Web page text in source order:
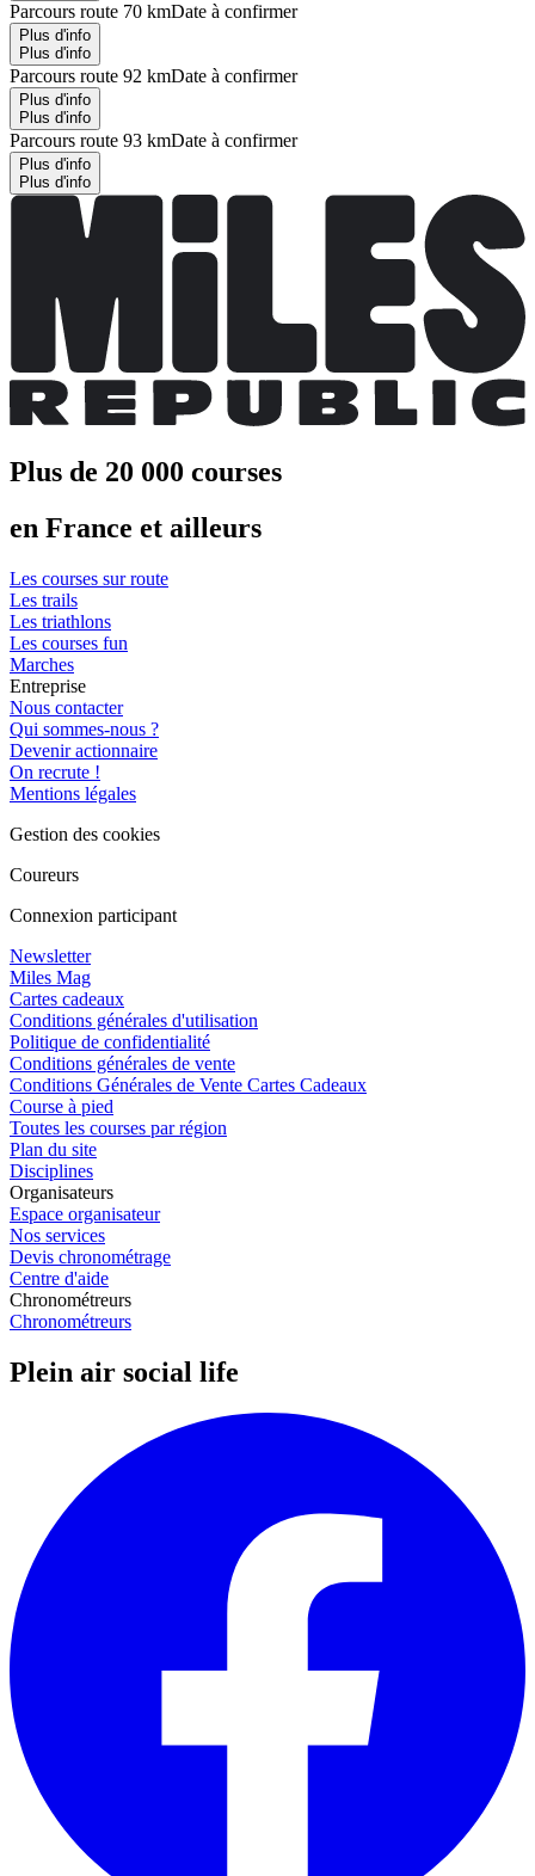
Parcours route 70 kmDate à confirmer
Plus d'info
Plus d'info
Parcours route 92 kmDate à confirmer
Plus d'info
Plus d'info
Parcours route 93 kmDate à confirmer
Plus d'info
Plus d'info
Plus de 20 000 courses
en France et ailleurs
Les courses sur route
Les trails
Les triathlons
Les courses fun
Marches
Entreprise
Nous contacter
Qui sommes-nous ?
Devenir actionnaire
On recrute !
Mentions légales
Gestion des cookies
Coureurs
Connexion participant
Newsletter
Miles Mag
Cartes cadeaux
Conditions générales d'utilisation
Politique de confidentialité
Conditions générales de vente
Conditions Générales de Vente Cartes Cadeaux
Course à pied
Toutes les courses par région
Plan du site
Disciplines
Organisateurs
Espace organisateur
Nos services
Devis chronométrage
Centre d'aide
Chronométreurs
Chronométreurs
Plein air social life